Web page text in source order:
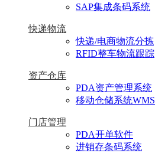
SAP集成条码系统
快递物流
快递/电商物流分拣
RFID整车物流跟踪
资产仓库
PDA资产管理系统
移动仓储系统WMS
门店管理
PDA开单软件
进销存条码系统